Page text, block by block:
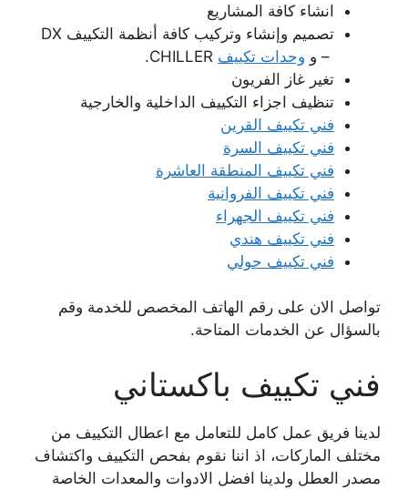
انشاء كافة المشاريع
تصميم وإنشاء وتركيب كافة أنظمة التكييف DX
– و وحدات تكييف
تغير غاز الفريون
تنظيف اجزاء التكييف الداخلية والخارجية
فني تكييف القرين
فني تكييف السرة
فني تكييف المنطقة العاشرة
فني تكييف الفروانية
فني تكييف الجهراء
فني تكييف هندي
فني تكييف حولي
تواصل الان على رقم الهاتف المخصص للخدمة وقم
بالسؤال عن الخدمات المتاحة.
فني تكييف باكستاني
لدينا فريق عمل كامل للتعامل مع اعطال التكييف من
مختلف الماركات، اذ اننا نقوم بفحص التكييف واكتشاف
مصدر العطل ولدينا افضل الادوات والمعدات الخاصة